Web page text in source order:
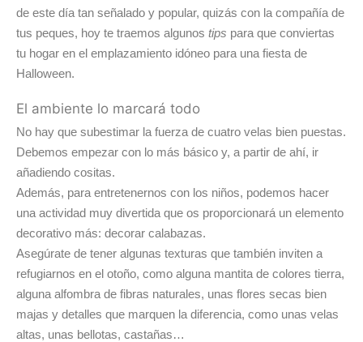
de este día tan señalado y popular, quizás con la compañía de
tus peques, hoy te traemos algunos tips para que conviertas
tu hogar en el emplazamiento idóneo para una fiesta de
Halloween.
El ambiente lo marcará todo
No hay que subestimar la fuerza de cuatro velas bien puestas.
Debemos empezar con lo más básico y, a partir de ahí, ir
añadiendo cositas.
Además, para entretenernos con los niños, podemos hacer
una actividad muy divertida que os proporcionará un elemento
decorativo más: decorar calabazas.
Asegúrate de tener algunas texturas que también inviten a
refugiarnos en el otoño, como alguna mantita de colores tierra,
alguna alfombra de fibras naturales, unas flores secas bien
majas y detalles que marquen la diferencia, como unas velas
altas, unas bellotas, castañas…